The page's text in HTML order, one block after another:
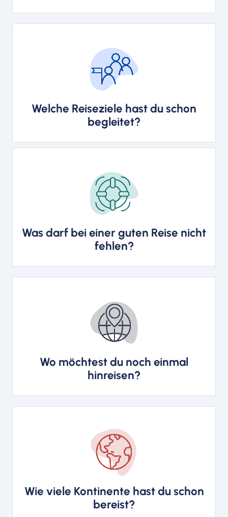
Welche Reiseziele hast du schon
begleitet?
Aktivreisen, Busreisen, Flugreisen,
Kreuzfahrten (Hochsee und Fluss),
Musikreisen
Was darf bei einer guten Reise nicht
fehlen?
Gute Stimmung
Wo möchtest du noch einmal
hinreisen?
New York
Wie viele Kontinente hast du schon
bereist?
3